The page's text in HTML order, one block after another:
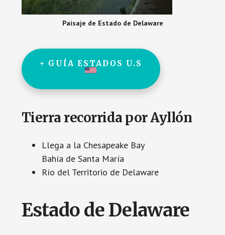
Paisaje de Estado de Delaware
+ GUÍA ESTADOS U.S
Tierra recorrida por Ayllón
Llega a la Chesapeake Bay
Bahía de Santa María
Río del Territorio de Delaware
Estado de Delaware